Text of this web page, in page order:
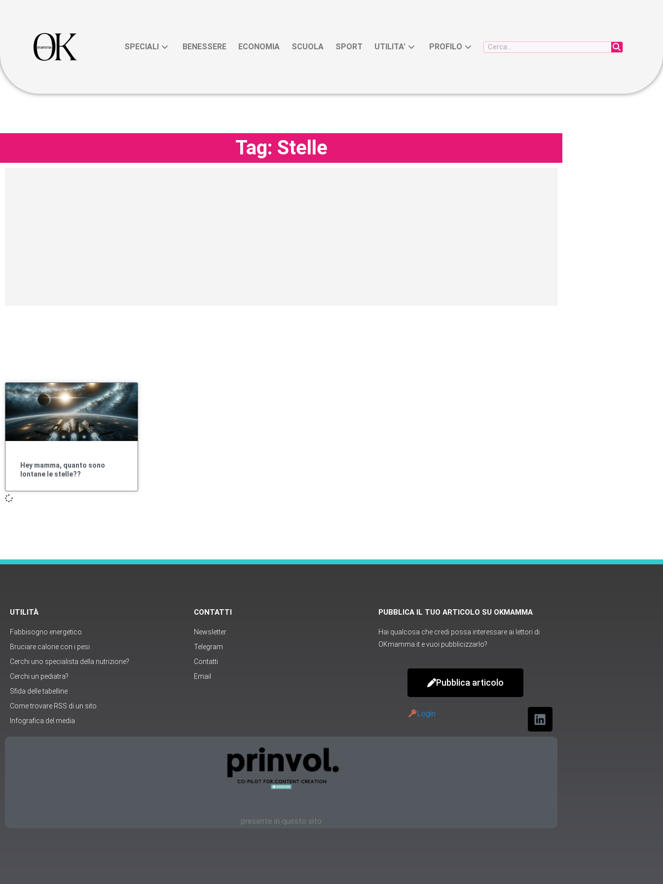
SPECIALI BENESSERE ECONOMIA SCUOLA SPORT UTILITA’ PROFILO
Tag: Stelle
Hey mamma, quanto sono
lontane le stelle??
UTILITÀ
Fabbisogno energetico
Bruciare calorie con i pesi
Cerchi uno specialista della nutrizione?
Cerchi un pediatra?
Sfida delle tabelline
Come trovare RSS di un sito
Infografica del media
CONTATTI
Newsletter
Telegram
Contatti
Email
PUBBLICA IL TUO ARTICOLO SU OKMAMMA
Hai qualcosa che credi possa interessare ai lettori di
OKmamma.it e vuoi pubblicizzarlo?
Pubblica articolo
Login
presente in questo sito